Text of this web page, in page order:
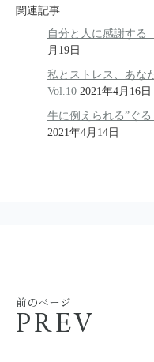
関連記事
自分と人に感謝す
月19日
私とストレス、あな
Vol.10 2021年4月16日
牛に例えられる”ぐ
2021年4月14日
前のページ
PREV